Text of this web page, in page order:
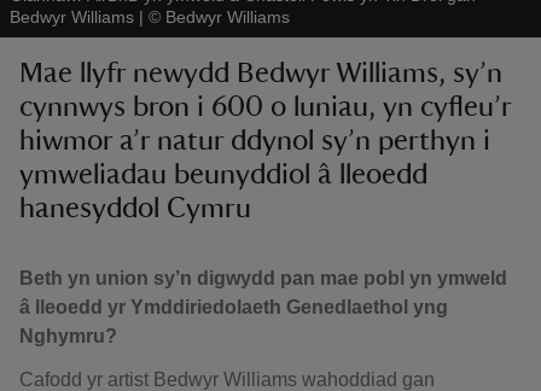
Bedwyr Williams | © Bedwyr Williams
Mae llyfr newydd Bedwyr Williams, sy’n
cynnwys bron i 600 o luniau, yn cyfleu’r
hiwmor a’r natur ddynol sy’n perthyn i
ymweliadau beunyddiol â lleoedd
hanesyddol Cymru
Beth yn union sy’n digwydd pan mae pobl yn ymweld
â lleoedd yr Ymddiriedolaeth Genedlaethol yng
Nghymru?
Cafodd yr artist Bedwyr Williams wahoddiad gan